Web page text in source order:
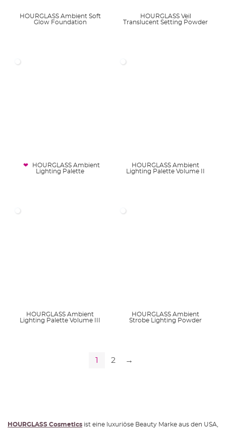
HOURGLASS Ambient Soft
Glow Foundation
HOURGLASS Veil
Translucent Setting Powder
HOURGLASS Ambient
Lighting Palette
HOURGLASS Ambient
Lighting Palette Volume II
HOURGLASS Ambient
Lighting Palette Volume III
HOURGLASS Ambient
Strobe Lighting Powder
1 2 →
HOURGLASS Cosmetics ist eine luxuriöse Beauty Marke aus den USA,